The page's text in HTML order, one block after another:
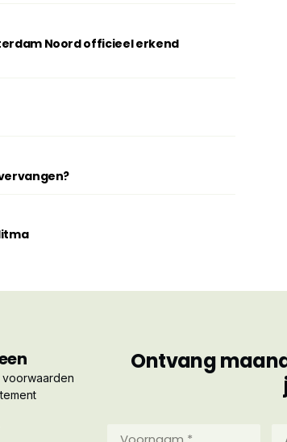
Noord officieel erkend
Ontvang